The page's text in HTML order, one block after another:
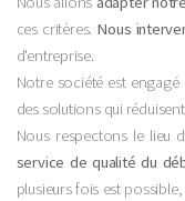
ces critères. Nous
d'entreprise.
Notre société est
des solutions qui
Nous respectons le lieu
service de qualité du
plusieurs fois est